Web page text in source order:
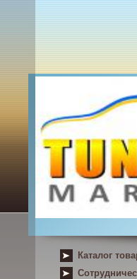
Каталог